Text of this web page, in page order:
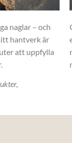
naglar – och
hantverk är
att uppfylla